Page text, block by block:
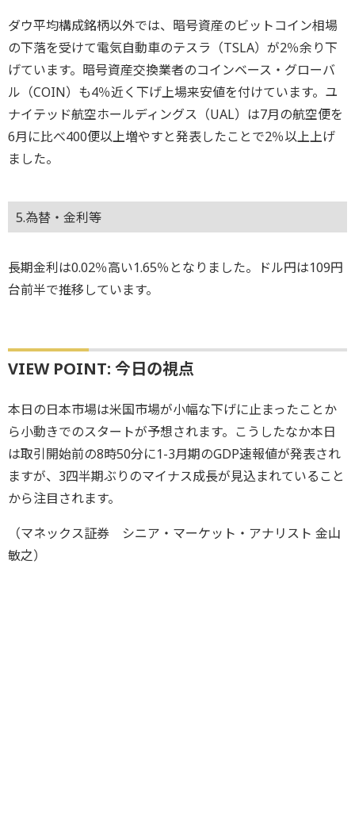
ダウ平均構成銘柄以外では、暗号資産のビットコイン相場
の下落を受けて電気自動車のテスラ（TSLA）が2％余り下
げています。暗号資産交換業者のコインベース・グローバ
ル（COIN）も4％近く下げ上場来安値を付けています。ユ
ナイテッド航空ホールディングス（UAL）は7月の航空便を
6月に比べ400便以上増やすと発表したことで2％以上上げ
ました。
5.為替・金利等
長期金利は0.02％高い1.65％となりました。ドル円は109円
台前半で推移しています。
VIEW POINT: 今日の視点
本日の日本市場は米国市場が小幅な下げに止まったことか
ら小動きでのスタートが予想されます。こうしたなか本日
は取引開始前の8時50分に1-3月期のGDP速報値が発表され
ますが、3四半期ぶりのマイナス成長が見込まれていること
から注目されます。
（マネックス証券 シニア・マーケット・アナリスト 金山
敏之）